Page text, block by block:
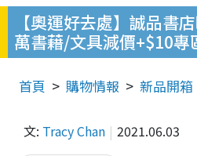
【奧運好去處】誠品書
萬書藉/文具減價+$10專
首頁 購物情報 新品開箱
文: Tracy Chan 2021.06.03